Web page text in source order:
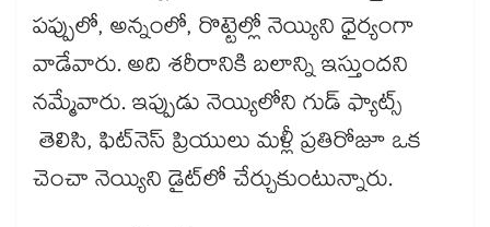
పప్పులో, అన్నంలో, రొట్టెల్లో నెయ్యిని ధైర్యంగా
వాడేవారు. అది శరీరానికి బలాన్ని ఇస్తుందని
నమ్మేవారు. ఇప్పుడు నెయ్యిలోని గుడ్ ఫ్యాట్స్
తెలిసి, ఫిట్‌నెస్ ప్రియులు మళ్లీ ప్రతిరోజూ ఒక
చెంచా నెయ్యిని డైట్‌లో చేర్చుకుంటున్నారు.